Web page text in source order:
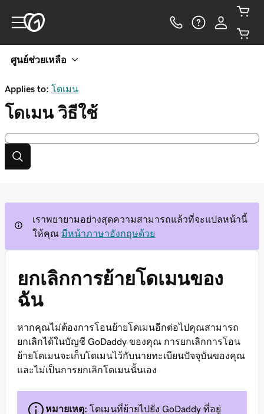
ศูนย์ช่วยเหลือ
Applies to: โดเมน
โดเมน วิธีใช้
เราพยายามอย่างสุดความสามารถแล้วที่จะแปลหน้านี้
ให้คุณ มีหน้าภาษาอังกฤษด้วย
ยกเลิกการย้ายโดเมนของ
ฉัน
หากคุณไม่ต้องการโอนย้ายโดเมนอีกต่อไปคุณสามารถ
ยกเลิกได้ในบัญชี GoDaddy ของคุณ การยกเลิกการโอน
ย้ายโดเมนจะเก็บโดเมนไว้กับนายทะเบียนปัจจุบันของคุณ
และไม่เป็นการยกเลิกโดเมนนั้นเอง
หมายเหตุ: โดเมนที่ย้ายไปยัง GoDaddy ที่อยู่